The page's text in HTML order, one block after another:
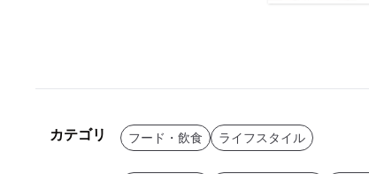
カテゴリ フード・飲食 ライフスタイル